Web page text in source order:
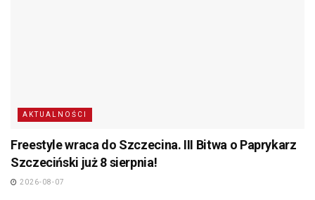
AKTUALNOŚCI
Freestyle wraca do Szczecina. III Bitwa o Paprykarz
Szczeciński już 8 sierpnia!
2026-08-07